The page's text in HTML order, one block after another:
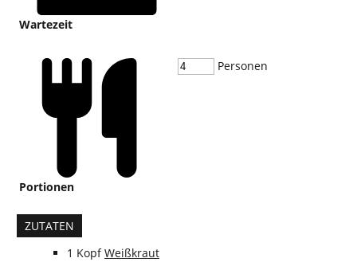
Wartezeit
Portionen
Personen
ZUTATEN
1 Kopf Weißkraut